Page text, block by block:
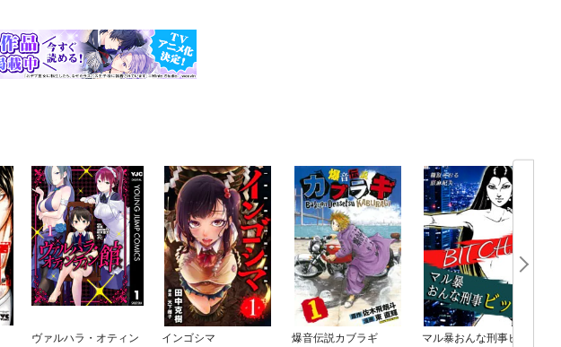
ヴァルハラ・オティン
インゴシマ 爆音伝説カブラギ
マル暴おんな刑事ビッ